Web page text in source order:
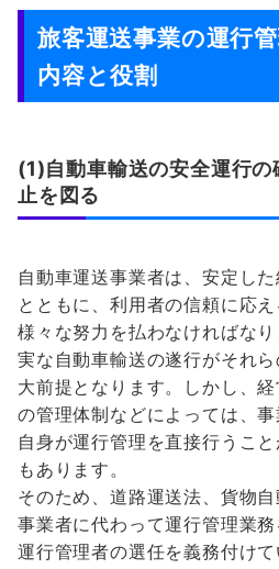
旅客運送事業の運行
内容と役割
(1)自動車輸送の安全運行
止を図る
自動車運送事業者は、安定し
とともに、利用者の信頼に応え
様々な努力を払わなければな
実な自動車輸送の遂行がそれら
大前提となります。しかし、
の管理体制などによっては、
自身が運行管理を直接行うこ
もあります。
そのため、道路運送法、貨物自
事業者に代わって運行管理業務
運行管理者の選任を義務付けて